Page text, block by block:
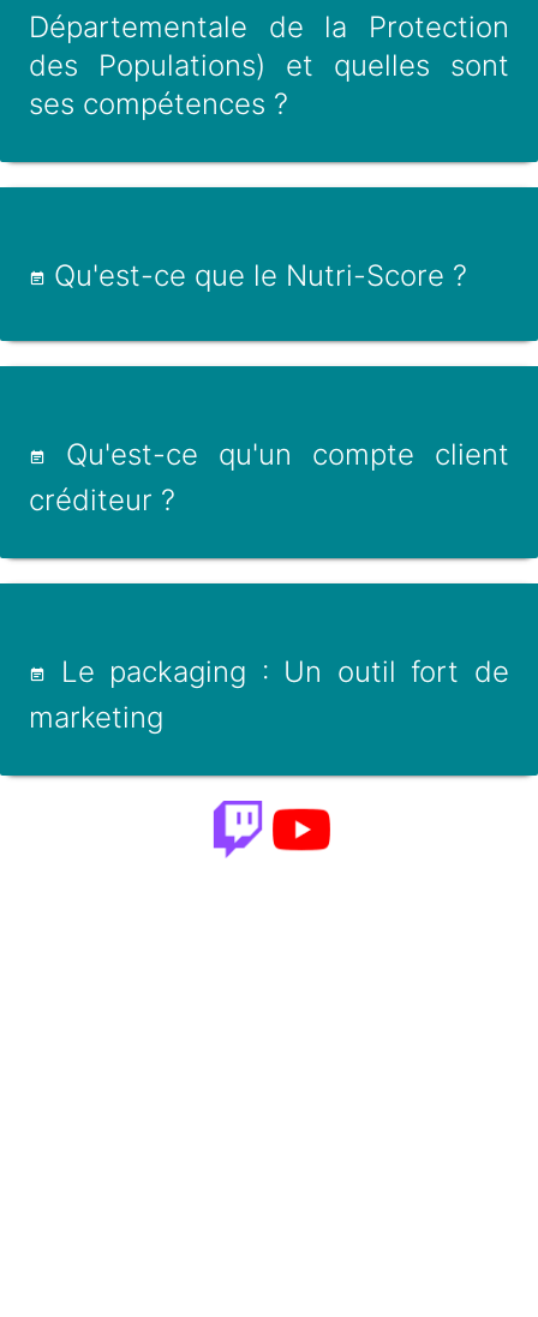
Départementale de la Protection
des Populations) et quelles sont
ses compétences ?
Qu'est-ce que le Nutri-Score ?
Qu'est-ce qu'un compte client
créditeur ?
Le packaging : Un outil fort de
marketing